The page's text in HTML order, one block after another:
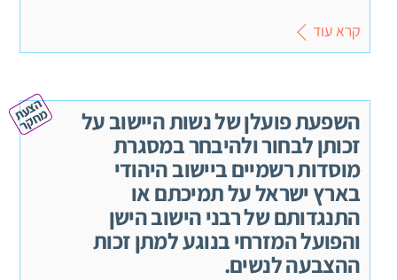
קרא עוד
השפעת פועלן של נשות היישוב על
זכותן לבחור ולהיבחר במסגרת
מוסדות רשמיים ביישוב היהודי
בארץ ישראל על תמיכתם או
התנגדותם של רבני הישוב הישן
והפועל המזרחי בנוגע למתן זכות
ההצבעה לנשים.
ה
צ
ע
ת מ
ח
ק
ר